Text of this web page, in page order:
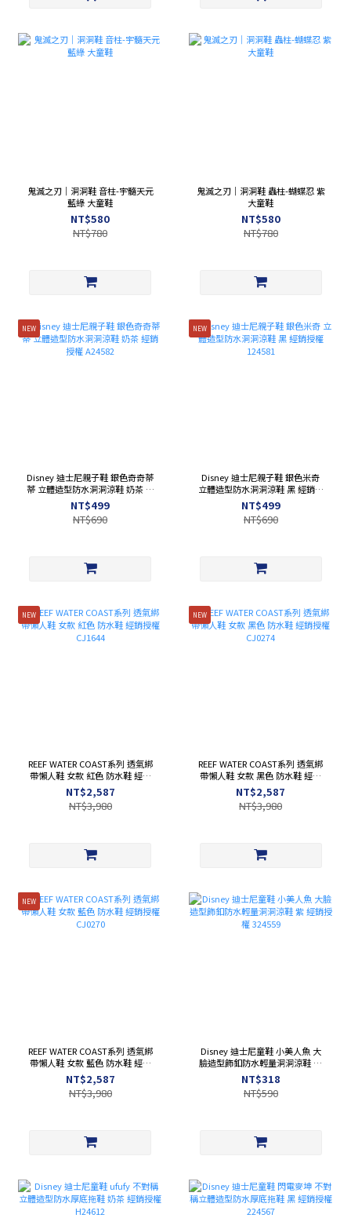
鬼滅之刃｜洞洞鞋 音柱-宇髓天元
藍綠 大童鞋
NT$580
NT$780
鬼滅之刃｜洞洞鞋 蟲柱-蝴蝶忍 紫
大童鞋
NT$580
NT$780
NEW
Disney 迪士尼親子鞋 銀色奇奇蒂
蒂 立體造型防水洞洞涼鞋 奶茶 經
銷授權 A24582
NT$499
NT$690
NEW
Disney 迪士尼親子鞋 銀色米奇
立體造型防水洞洞涼鞋 黑 經銷授
權 124581
NT$499
NT$690
NEW
REEF WATER COAST系列 透氣綁
帶懶人鞋 女款 紅色 防水鞋 經銷
授權 CJ1644
NT$2,587
NT$3,980
NEW
REEF WATER COAST系列 透氣綁
帶懶人鞋 女款 黑色 防水鞋 經銷
授權 CJ0274
NT$2,587
NT$3,980
NEW
REEF WATER COAST系列 透氣綁
帶懶人鞋 女款 藍色 防水鞋 經銷
授權 CJ0270
NT$2,587
NT$3,980
Disney 迪士尼童鞋 小美人魚 大
臉造型飾釦防水輕量洞洞涼鞋 紫
經銷授權 324559
NT$318
NT$590